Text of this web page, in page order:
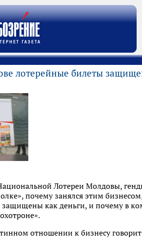
лотерейные билеты
Лотереи Молдовы,
почему занялся этим
защищены как деньги, и почему в
отношении к бизнесу